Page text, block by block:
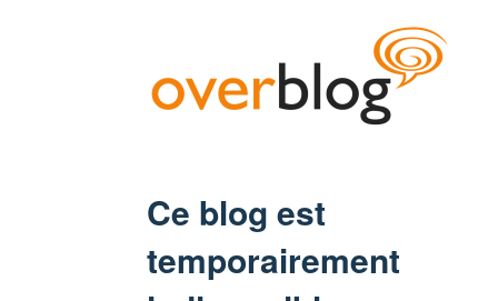
Ce blog est
temporairement